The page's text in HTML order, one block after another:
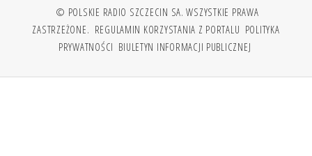
© POLSKIE RADIO SZCZECIN SA. WSZYSTKIE PRAWA
ZASTRZEŻONE. REGULAMIN KORZYSTANIA Z PORTALU POLITYKA
PRYWATNOŚCI BIULETYN INFORMACJI PUBLICZNEJ